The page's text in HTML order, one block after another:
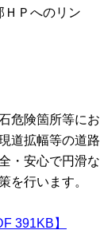
ＨＰへのリン
危険箇所等にお
道拡幅等の道路
・安心で円滑な
を行います。
391KB】